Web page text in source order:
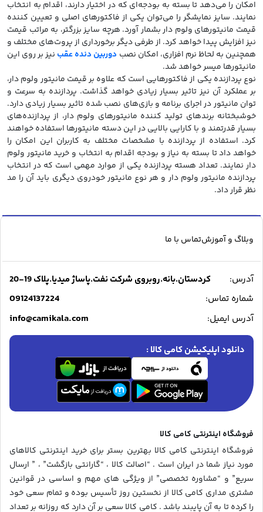
امکان را می‌دهد تا بسته به بودجه‌ای که در اختیار دارند، اقدام به انتخاب
نمایند. سایز نمایشگر را می‌توان یکی از فاکتورهای اصلی و تعیین کننده
قیمت مانیتورهای ولوم دار بشمار آورد. هرچه سایز بزرگتر، به مراتب قیمت
نیز افزایش پیدا خواهد کرد. از طرفی دیگر برخورداری از پروت‌های مختلف و
همچنین به لحاظ نرم افزاری، امکان نصب دوربین دنده عقب نیز بر روی این
مانیتورها میسر خواهد شد.
نوع پردازنده یکی از فاکتورهایی است که علاوه بر قیمت مانیتور ولوم دار،
بر عملکرد آن نیز تاثیر بسیار زیادی خواهد گذاشت. پردازنده به سرعت و
توان مانیتور در اجرای برنامه و بازی‌های نصب شده تاثیر بسیار زیادی دارد.
خوشبختانه برندهای تولید کننده مانیتورهای ولوم دار، از پردازنده‌های
بسیار قدرتمند و با کارایی بالایی در این دسته مانیتورها استفاده خواهند
کرد. استفاده از پردازنده با مشخصات مختلف به کاربران این امکان را
خواهد داد تا بسته به نیاز و بودجه اقدام به انتخاب و خرید مانیتور ولوم
دار نمایند. تعداد هسته پردازنده یکی از موارد مهمی است که در انتخاب
پردازنده مانیتور ولوم دار و هر نوع مانیتور خودروی دیگری باید آن را مد
نظر قرار داد.
وبلاگ و آموزشتماس با ما
آدرس:
کردستان.بانه.روبروی شرکت نفت.پاساژ میدیا.پلاک 19-20
شماره تماس:
09124137224
آدرس ایمیل: info@camikala.com
دانلود اپلیکیشن کامی کالا :
فروشگاه اینترنتی کامی کالا
فروشگاه اینترنتی کامی کالا بهترین بستر برای خرید اینترنتی کالاهای
مورد نیاز شما در ایران است . “اصالت کالا ، “گارانتی بازگشت” ، ” ارسال
سریع” و “مشاوره تخصصی” از ویژگی های مهم و اساسی در قوانین
مشتری مداری کامی کالا از نخستین روز تأسیس بوده و تمام سعی خود
را کرده تا به آن پایبند باشد . کامی کالا سعی بر آن دارد که روزانه بر تعداد